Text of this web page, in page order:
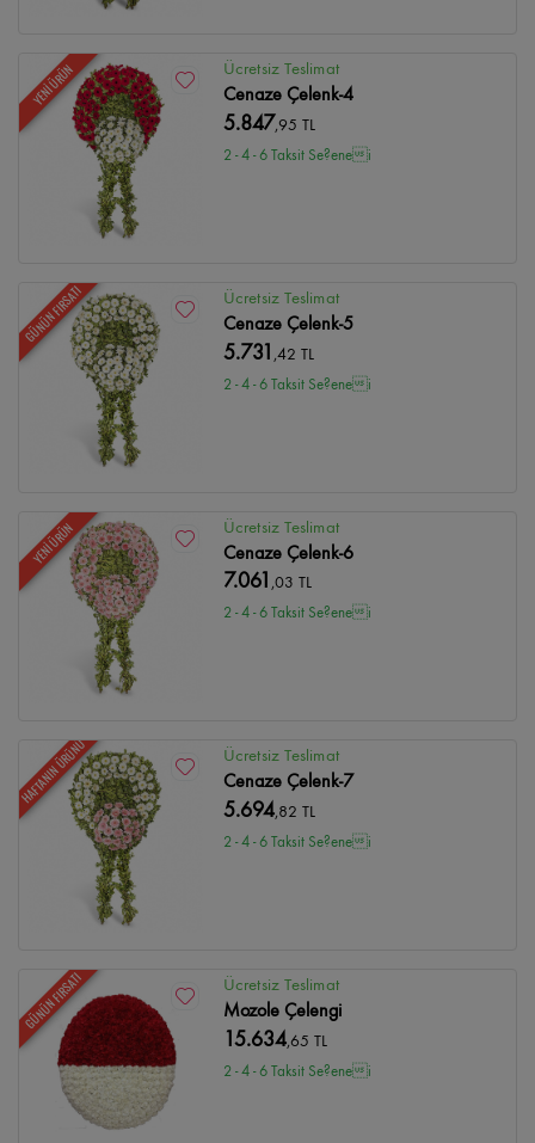
YENİ ÜRÜN Ücretsiz Teslimat
Cenaze Çelenk-4
5.847,95 TL
2 - 4 - 6 Taksit Se?enei
GÜNÜN FIRSATI Ücretsiz Teslimat
Cenaze Çelenk-5
5.731 ,42 TL
2 - 4 - 6 Taksit Se?enei
YENİ ÜRÜN Ücretsiz Teslimat
Cenaze Çelenk-6
7.061 ,03 TL
2 - 4 - 6 Taksit Se?enei
HAFTANIN ÜRÜNÜ Ücretsiz Teslimat
Cenaze Çelenk-7
5.694,82 TL
2 - 4 - 6 Taksit Se?enei
GÜNÜN FIRSATI Ücretsiz Teslimat
Mozole Çelengi
15.634,65 TL
2 - 4 - 6 Taksit Se?enei